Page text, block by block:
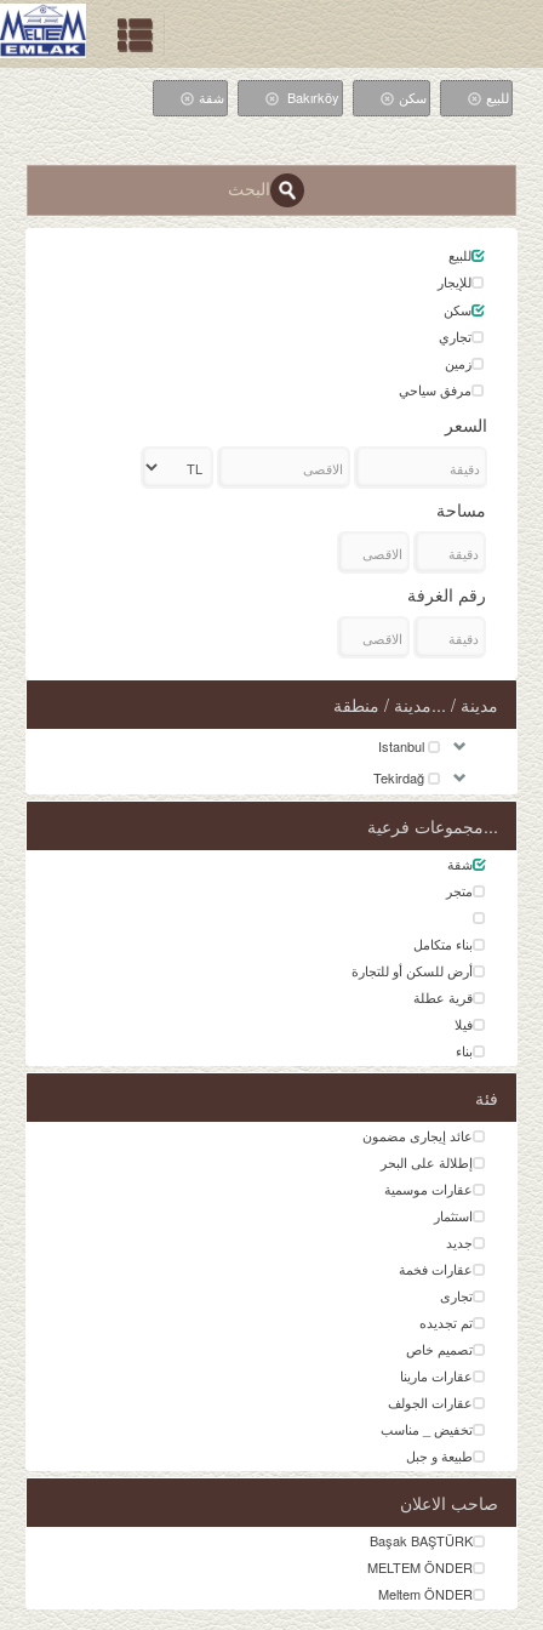
للبيع سكن Bakırköy شقة
البحث
للبيع
للإيجار
سكن
تجاري
زمین
مرفق سياحي
السعر
مساحة
رقم الغرفة
مدينة / ...مدينة / منطقة
Istanbul
Tekirdağ
...مجموعات فرعية
شقة
متجر
بناء متكامل
أرض للسكن أو للتجارة
قرية عطلة
فيلا
بناء
فئة
عائد إيجارى مضمون
إطلالة على البحر
عقارات موسمية
استثمار
جديد
عقارات فخمة
تجارى
تم تجديده
تصميم خاص
عقارات مارينا
عقارات الجولف
تخفيض _ مناسب
طبيعة و جبل
صاحب الاعلان
Başak BAŞTÜRK
MELTEM ÖNDER
Meltem ÖNDER